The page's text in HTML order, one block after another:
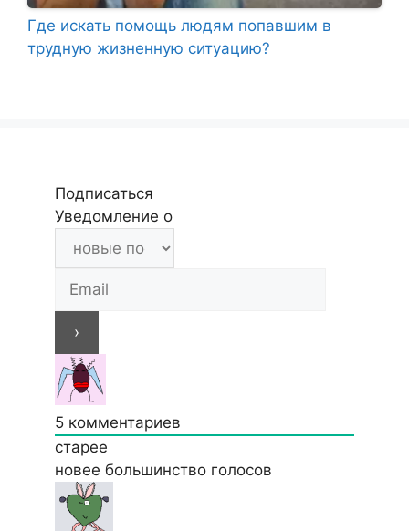
Где искать помощь людям попавшим в
трудную жизненную ситуацию?
Подписаться
Уведомление о
5 комментариев
старее
новее большинство голосов